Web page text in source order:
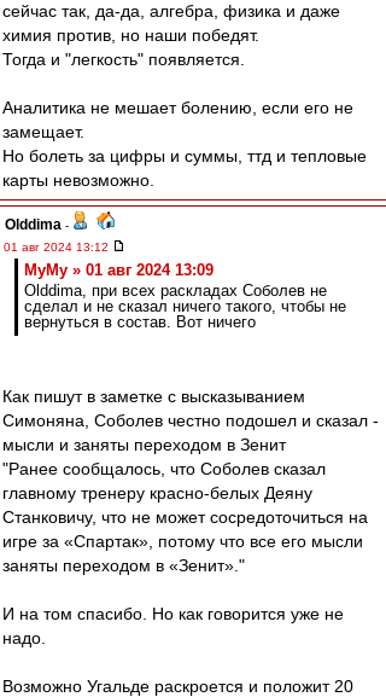
сейчас так, да-да, алгебра, физика и даже
химия против, но наши победят.
Тогда и "легкость" появляется.
Аналитика не мешает болению, если его не
замещает.
Но болеть за цифры и суммы, ттд и тепловые
карты невозможно.
Olddima -
01 авг 2024 13:12
МуМу » 01 авг 2024 13:09
Olddima, при всех раскладах Соболев не
сделал и не сказал ничего такого, чтобы не
вернуться в состав. Вот ничего
Как пишут в заметке с высказыванием
Симоняна, Соболев честно подошел и сказал -
мысли и заняты переходом в Зенит
"Ранее сообщалось, что Соболев сказал
главному тренеру красно-белых Деяну
Станковичу, что не может сосредоточиться на
игре за «Спартак», потому что все его мысли
заняты переходом в «Зенит»."
И на том спасибо. Но как говорится уже не
надо.
Возможно Угальде раскроется и положит 20